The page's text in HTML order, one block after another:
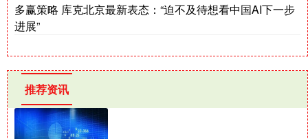
多赢策略 库克北京最新表态：“迫不及待想看中国AI下一步
进展”
推荐资讯